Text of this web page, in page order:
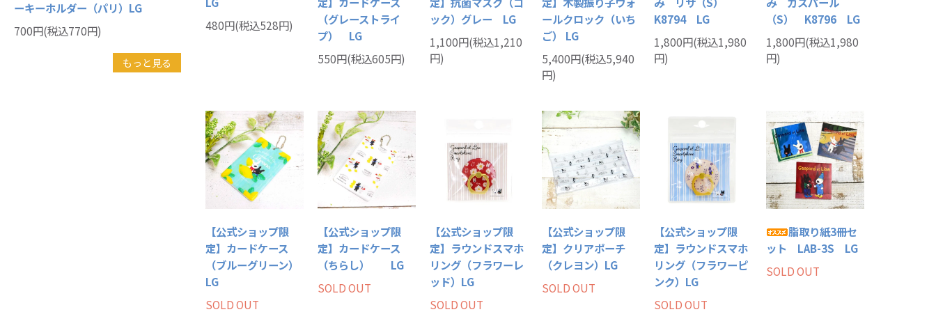
ーキーホルダー（パリ）LG
700円(税込770円)
もっと見る
480円(税込528円)
（グレーストライ
プ） LG
550円(税込605円)
ック）グレー LG
1,100円(税込1,210
円)
ールクロック（いち
ご） LG
5,400円(税込5,940
円)
K8794 LG
1,800円(税込1,980
円)
（S） K8796 LG
1,800円(税込1,980
円)
【公式ショップ限
定】カードケース
（ブルーグリーン）
LG
SOLD OUT
【公式ショップ限
定】カードケース
（ちらし） LG
SOLD OUT
【公式ショップ限
定】ラウンドスマホ
リング（フラワーレ
ッド）LG
SOLD OUT
【公式ショップ限
定】クリアポーチ
（クレヨン）LG
SOLD OUT
【公式ショップ限
定】ラウンドスマホ
リング（フラワーピ
ンク）LG
SOLD OUT
脂取り紙3冊セ
ット LAB-3S LG
SOLD OUT